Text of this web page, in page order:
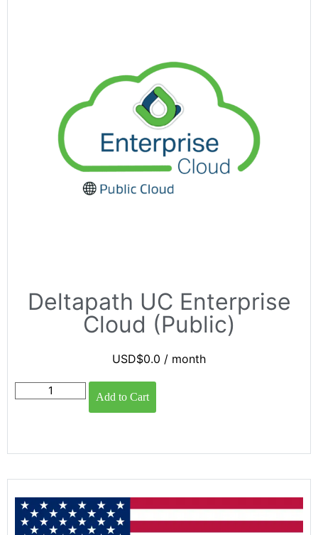
Deltapath UC Enterprise
Cloud (Public)
USD$0.0 / month
Add to Cart